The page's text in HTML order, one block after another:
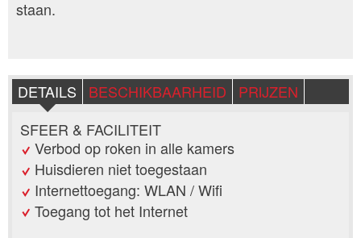
staan.
DETAILS BESCHIKBAARHEID
PRIJZEN
SFEER & FACILITEIT
Verbod op roken in alle kamers
Huisdieren niet toegestaan
Internettoegang: WLAN / Wifi
Toegang tot het Internet